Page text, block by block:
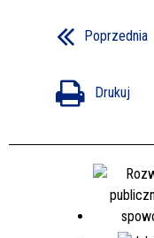
Poprzednia
Drukuj